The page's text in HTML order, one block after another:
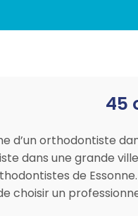
45
d’un orthodontiste
dans une grande
de
choisir un